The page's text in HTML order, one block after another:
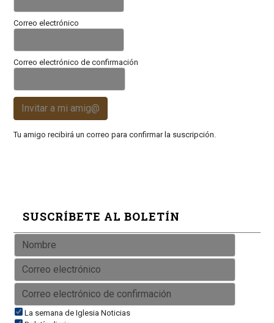
Correo electrónico
Correo electrónico de confirmación
Invitar a mi amig@
Tu amigo recibirá un correo para confirmar la suscripción.
SUSCRÍBETE AL BOLETÍN
La semana de Iglesia Noticias